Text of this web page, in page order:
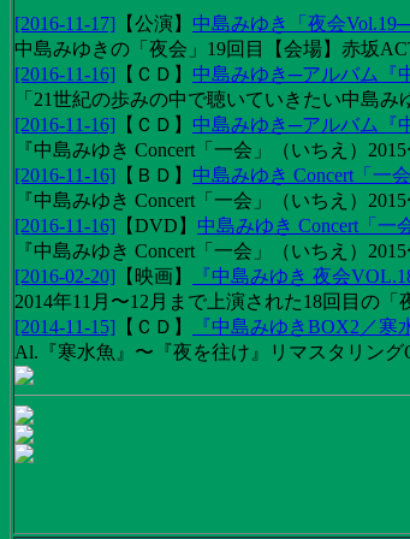
[2016-11-17] 【公演】 中島みゆき「夜会
中島みゆきの「夜会」19回目【会場】赤坂
[2016-11-16] 【 ＣＤ 】 中島みゆき─アルバム『
「21世紀の歩みの中で聴いていきたい中島
[2016-11-16] 【 ＣＤ 】 中島みゆき─アルバム『
『中島みゆき Concert「一会」（いちえ）
[2016-11-16] 【 ＢＤ 】 中島みゆき Concert「一
『中島みゆき Concert「一会」（いちえ）
[2016-11-16] 【DVD 】 中島みゆき Concert「一
『中島みゆき Concert「一会」（いちえ）
[2016-02-20] 【 映画】
『中島みゆき 夜会
2014年11月〜12月まで上演された18回目の
[2014-11-15] 【 ＣＤ 】
『中島みゆきBOX2／寒
Al.『寒水魚』〜『夜を往け』リマスタリング